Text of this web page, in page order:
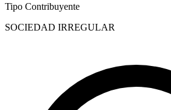
Tipo Contribuyente
SOCIEDAD IRREGULAR